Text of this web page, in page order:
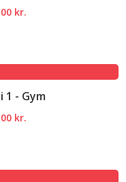
kr.
1 - Gym
kr.